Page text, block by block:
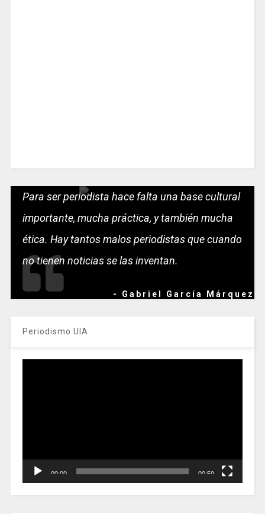
Para ser periodista hace falta una base cultural
importante, mucha práctica, y también mucha
ética. Hay tantos malos periodistas que cuando
no tienen noticias se las inventan.
- Gabriel García Márquez
Periodismo UIA
00:00 00:59